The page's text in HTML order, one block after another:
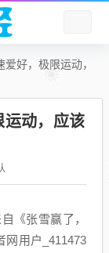
好，极限运动，
运动，应该
《张雪赢了，
网用户_411473